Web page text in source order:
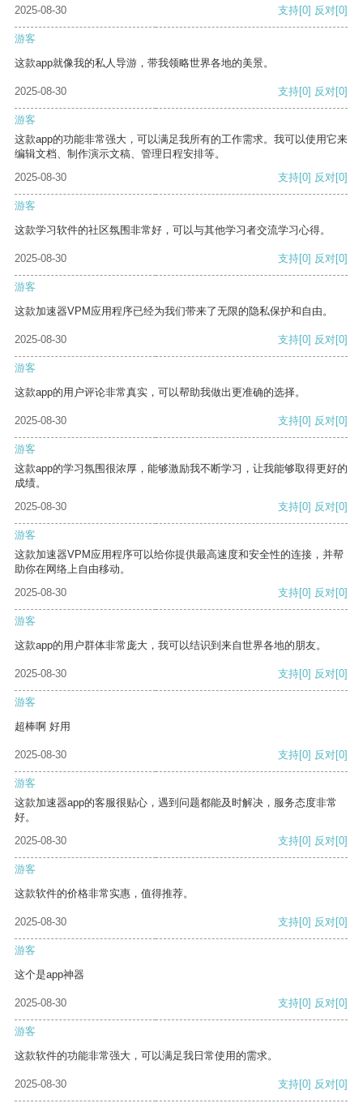
2025-08-30 支持[0] 反对[0]
游客
这款app就像我的私人导游，带我领略世界各地的美景。
2025-08-30 支持[0] 反对[0]
游客
这款app的功能非常强大，可以满足我所有的工作需求。我可以使用它来
编辑文档、制作演示文稿、管理日程安排等。
2025-08-30
支持[0] 反对[0]
游客
这款学习软件的社区氛围非常好，可以与其他学习者交流学习心得。
2025-08-30 支持[0] 反对[0]
游客
这款加速器VPM应用程序已经为我们带来了无限的隐私保护和自由。
2025-08-30 支持[0] 反对[0]
游客
这款app的用户评论非常真实，可以帮助我做出更准确的选择。
2025-08-30 支持[0] 反对[0]
游客
这款app的学习氛围很浓厚，能够激励我不断学习，让我能够取得更好的
成绩。
2025-08-30
支持[0] 反对[0]
游客
这款加速器VPM应用程序可以给你提供最高速度和安全性的连接，并帮
助你在网络上自由移动。
2025-08-30
支持[0] 反对[0]
游客
这款app的用户群体非常庞大，我可以结识到来自世界各地的朋友。
2025-08-30 支持[0] 反对[0]
游客
超棒啊 好用
2025-08-30 支持[0] 反对[0]
游客
这款加速器app的客服很贴心，遇到问题都能及时解决，服务态度非常
好。
2025-08-30
支持[0] 反对[0]
游客
这款软件的价格非常实惠，值得推荐。
2025-08-30 支持[0] 反对[0]
游客
这个是app神器
2025-08-30 支持[0] 反对[0]
游客
这款软件的功能非常强大，可以满足我日常使用的需求。
2025-08-30 支持[0] 反对[0]